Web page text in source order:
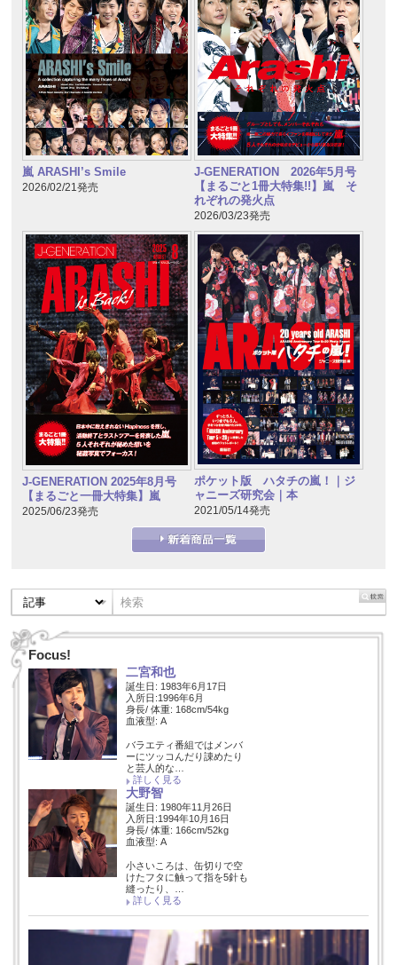
嵐 ARASHI’s Smile
2026/02/21発売
J-GENERATION 2026年5月号
【まるごと1冊大特集!!】嵐 そ
れぞれの発火点
2026/03/23発売
J-GENERATION 2025年8月号
【まるごと一冊大特集】嵐
2025/06/23発売
ポケット版 ハタチの嵐！｜ジ
ャニーズ研究会｜本
2021/05/14発売
Focus!
二宮和也
誕生日: 1983年6月17日
入所日:1996年6月
身長/ 体重: 168cm/54kg
血液型: A
バラエティ番組ではメンバ
ーにツッコんだり諌めたり
と芸人的な…
詳しく見る
大野智
誕生日: 1980年11月26日
入所日:1994年10月16日
身長/ 体重: 166cm/52kg
血液型: A
小さいころは、缶切りで空
けたフタに触って指を5針も
縫ったり、…
詳しく見る